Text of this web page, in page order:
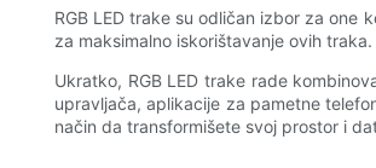
RGB LED trake su odličan izbor za one
za maksimalno iskorištavanje ovih traka.
Ukratko, RGB LED trake rade
upravljača, aplikacije za pametne
način da transformišete svoj prostor i